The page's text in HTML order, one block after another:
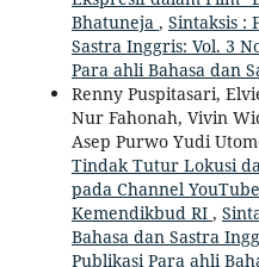
Bhatuneja , Sintaksis :
Sastra Inggris: Vol. 3
Para ahli Bahasa dan
Renny Puspitasari,
Nur Fahonah, Vivin
Asep Purwo Yudi
Tindak Tutur Lokusi
pada Channel
Kemendikbud RI ,
Bahasa dan Sastra
Publikasi Para ahli